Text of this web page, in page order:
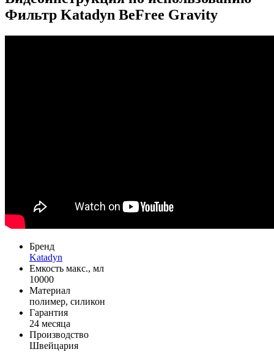
Фильтр Katadyn BeFree Gravity
Бренд
Katadyn
Емкость макс., мл
10000
Материал
полимер, силикон
Гарантия
24 месяца
Производство
Швейцария